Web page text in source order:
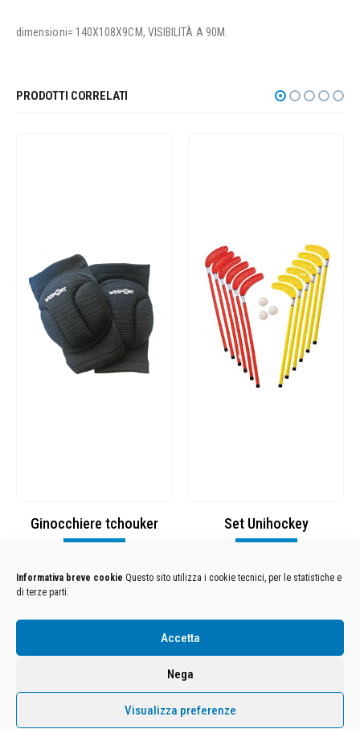
Informativa breve cookie Questo sito utilizza i cookie tecnici, per le statistiche e
di terze parti.
Accetta
Nega
Visualizza preferenze
dimensioni= 140X108X9CM, VISIBILITÀ A 90M.
PRODOTTI CORRELATI
Ginocchiere tchouker Set Unihockey
Condizioni Generali di Utilizzo-Cookies-Privacy
Euro 12.500.000 i.v. - C.F. e Iscr. Reg. Imp. Monza e Brianza 02137480964 - R.E.A. MB-1370021 -
P.IVA. 11005760159 - Direzione e coordinamento art. 2497 C.C. DECATHLON SA, Villeneuve